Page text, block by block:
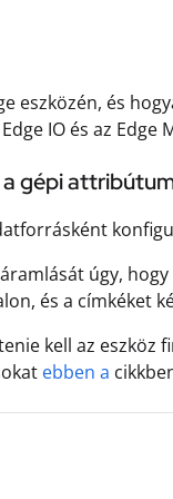
eszközén, és
IO és az Edge
a gépi
úgy,
és a címkéket
kell az eszköz
ebben a